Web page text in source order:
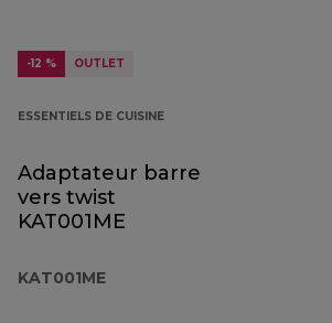
-12 % OUTLET
ESSENTIELS DE CUISINE
Adaptateur barre
vers twist
KAT001ME
KAT001ME